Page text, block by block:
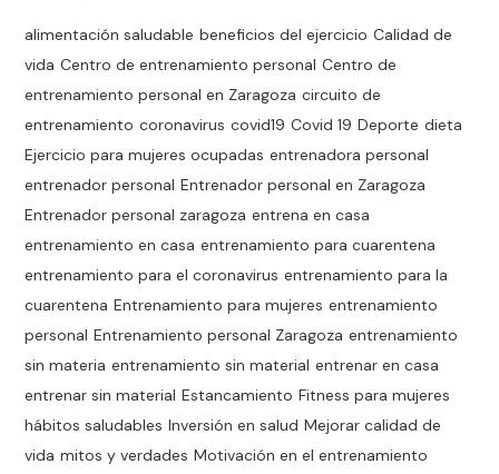
alimentación saludable beneficios del ejercicio Calidad de
vida Centro de entrenamiento personal Centro de
entrenamiento personal en Zaragoza circuito de
entrenamiento coronavirus covid19 Covid 19 Deporte dieta
Ejercicio para mujeres ocupadas entrenadora personal
entrenador personal Entrenador personal en Zaragoza
Entrenador personal zaragoza entrena en casa
entrenamiento en casa entrenamiento para cuarentena
entrenamiento para el coronavirus entrenamiento para la
cuarentena Entrenamiento para mujeres entrenamiento
personal Entrenamiento personal Zaragoza entrenamiento
sin materia entrenamiento sin material entrenar en casa
entrenar sin material Estancamiento Fitness para mujeres
hábitos saludables Inversión en salud Mejorar calidad de
vida mitos y verdades Motivación en el entrenamiento